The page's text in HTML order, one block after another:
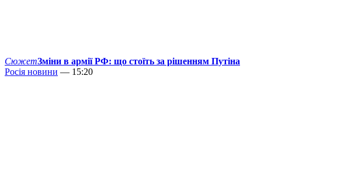
СюжетЗміни в армії РФ: що стоїть за рішенням Путіна
Росія новини — 15:20